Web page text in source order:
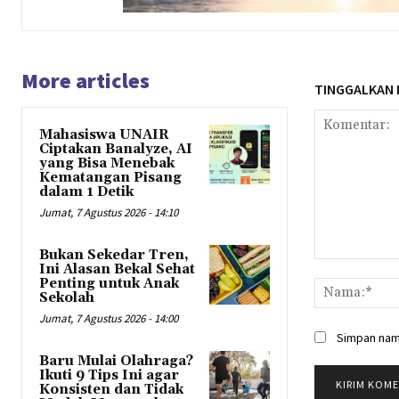
More articles
Mahasiswa UNAIR
Ciptakan Banalyze, AI
yang Bisa Menebak
Kematangan Pisang
dalam 1 Detik
Jumat, 7 Agustus 2026 - 14:10
Bukan Sekedar Tren,
Ini Alasan Bekal Sehat
Penting untuk Anak
Sekolah
Jumat, 7 Agustus 2026 - 14:00
Baru Mulai Olahraga?
Ikuti 9 Tips Ini agar
Konsisten dan Tidak
TINGGALKAN
Simpan